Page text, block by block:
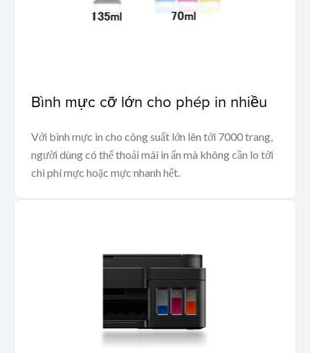
Bình mực cỡ lớn cho phép in nhiều
Với bình mực in cho công suất lớn lên tới 7000 trang,
người dùng có thể thoải mái in ấn mà không cần lo tới
chi phí mực hoặc mực nhanh hết.